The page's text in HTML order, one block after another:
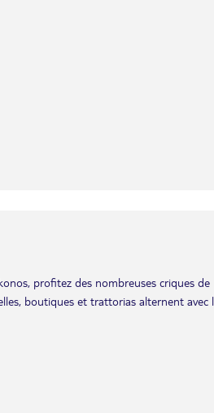
profitez des nombreuses criques de
boutiques et trattorias alternent avec